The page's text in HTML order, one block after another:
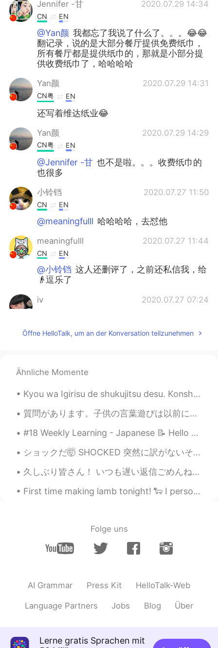
Jennifer -甘 2020.07.29 14:34
CN EN
@Yan颜 我都忘了我说了什么了。。。😂😂
翻记录，说的是大部分餐厅提供免费纸巾，
所有餐厅都是提供纸巾的，那就是小部分提
供收费纸巾了，哈哈哈哈
Yan颜 2020.07.29 14:31
CN粤 EN
还写着维达纸业😂
Yan颜 2020.07.29 14:29
CN粤 EN
@Jennifer -甘 也不是啦。。。收费纸巾的
也很多
小铃铛 2020.07.27 11:50
CN EN
@meaningfulll 哈哈哈哈，去怼他
meaningfulll 2020.07.27 11:44
CN EN
@小铃铛 这人还删评了，之前还私信我，给
👴逗乐了
iv 2020.07.27 07:24
不 仅 是提供，而是给你十张，用完还剩
下二十张的那种，就是很多的意思。
小铃铛 2020.07.27 05:25
EN
@meaningfulll这个你确定那个人能看懂
嘛，看懂就该给你一拳了，哈哈哈
2020.07.27 04:51
EN
中国绅士必备品之一
Crystal 2020.07.27 04:44
纸巾是出门必须品😂
Liang 2020.07.27 04:42
EN
CN EN
Öffne HelloTalk, um an der Konversation teilzunehmen
Ähnliche Momente
Kyou wa Igirisu de shukujitsu desu. Konshu wa osigoto ga isogashi deshou, tabun ryori ga dekina...
質問があります。子供の言葉遊びは以前にしりとりや早口言葉などいくつか聞いていますが、最近息子は面白い話し方を言う様になっています。その話し方と言うかのは日本語で話す時に、たまに母音だけ利用するこ...
#18 Weekly Learning - Japanese 📝 Hello HT friends 😄, Welcome to my weekly learning of 🇰🇷🇯🇵🇷🇺 ❓...
ショックだ🤯 SHOCKED 突然に訳がないそうでiTunesにiPhoneの全て入ってる音楽が消えちゃった Suddenly for no apparent reason at all my...
久しぶり皆さん！ いつも遅い返信ごめんね😭 勉強は忙しくて、時間ない、、、 今日、入学試験の結果が来た！ 大学を合格しました🥺 I passed university entrance ex...
First time making lamb tonight! 🐑 I personally do not eat lamb, but even with that being said -- ...
Folge uns
AI Grammar Press Kit HelloTalk-Web
Language Partners Jobs Blog Über
Lerne gratis Sprachen mit